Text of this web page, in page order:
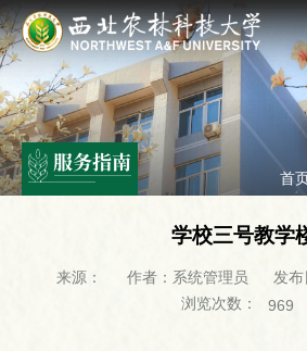
服务指南
首
学校三号教学
来源： 作者：系统管理员
发
浏览次数：
969